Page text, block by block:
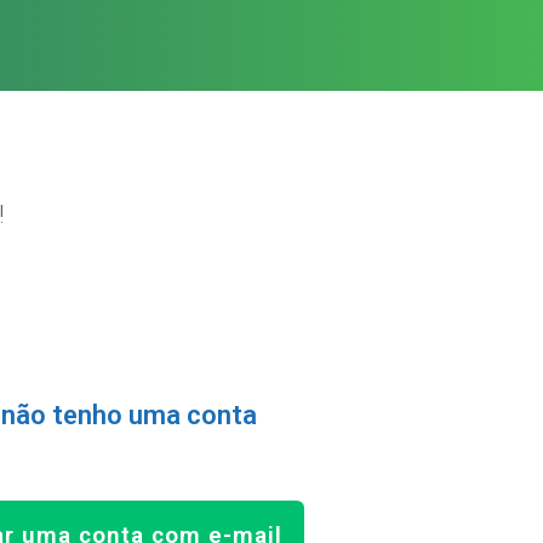
tenho uma conta
uma conta com e-mail